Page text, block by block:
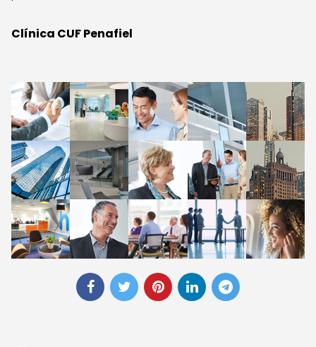
Clínica CUF Penafiel